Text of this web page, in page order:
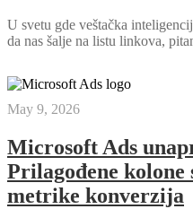
U svetu gde veštačka
da nas šalje na listu linkova,
May 9, 2026
Microsoft Ads
Prilagođene kolone
metrike konverzija